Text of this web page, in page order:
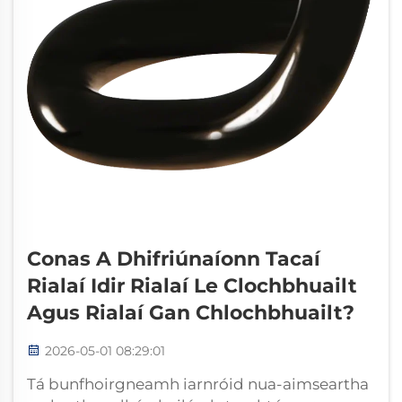
Conas A Dhifriúnaíonn Tacaí
Rialaí Idir Rialaí Le Clochbhuailt
Agus Rialaí Gan Chlochbhuailt?
2026-05-01 08:29:01
Tá bunfhoirgneamh iarnróid nua-aimseartha